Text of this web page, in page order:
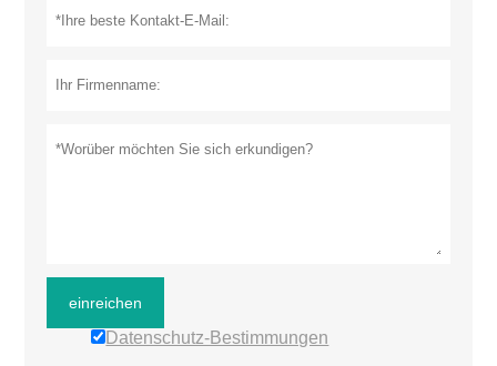
einreichen
Datenschutz-Bestimmungen